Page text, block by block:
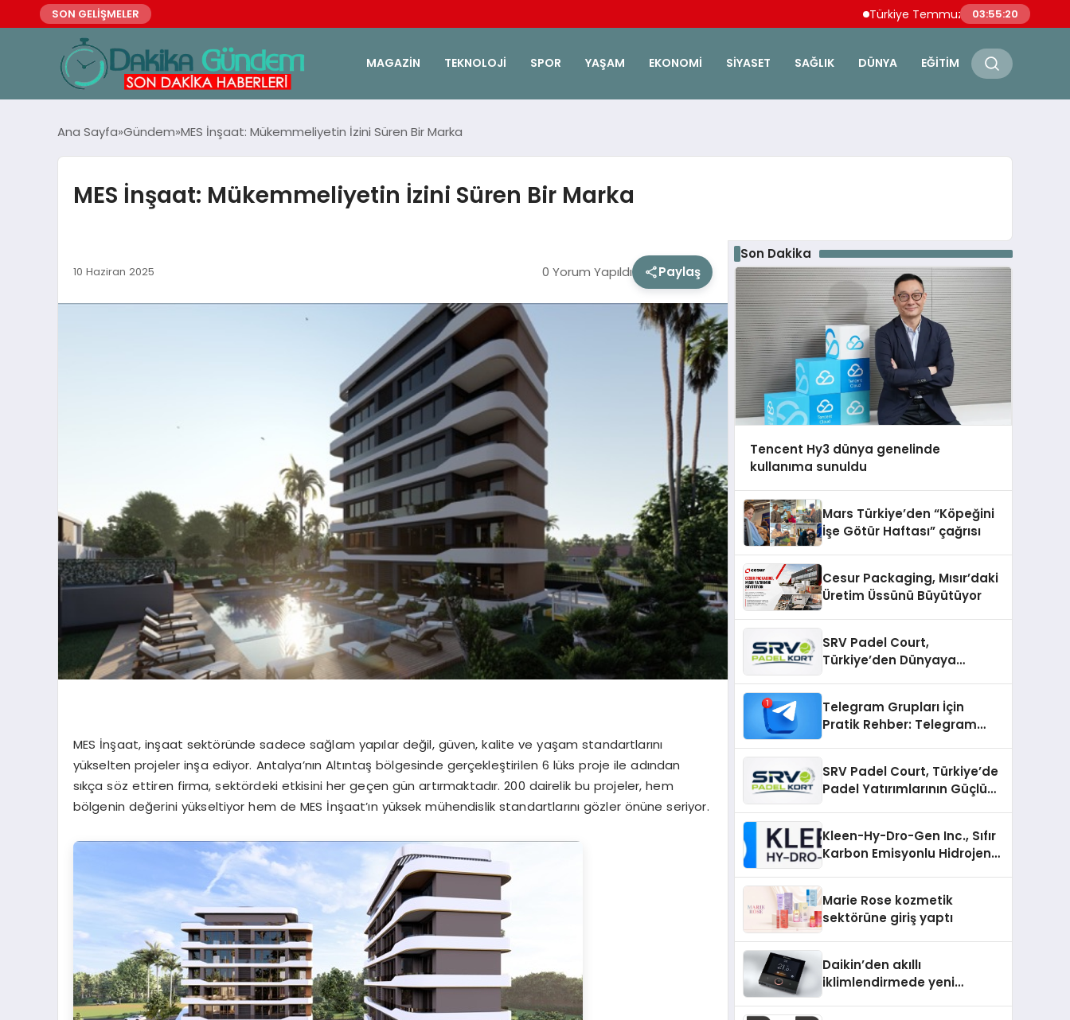
SON GELİŞMELER Türkiye Temmuz Ayı İhracatında Tüm
03:55:22
MAGAZIN TEKNOLOJI SPOR YAŞAM EKONOMI SIYASET SAĞLIK DÜNYA EĞITIM
Ana Sayfa Gündem MES İnşaat: Mükemmeliyetin İzini Süren Bir Marka
MES İnşaat: Mükemmeliyetin İzini Süren Bir Marka
10 Haziran 2025 0 Yorum Yapıldı Paylaş
MES İnşaat, inşaat sektöründe sadece sağlam yapılar değil, güven, kalite ve yaşam standartlarını
yükselten projeler inşa ediyor. Antalya’nın Altıntaş bölgesinde gerçekleştirilen 6 lüks proje ile adından
sıkça söz ettiren firma, sektördeki etkisini her geçen gün artırmaktadır. 200 dairelik bu projeler, hem
bölgenin değerini yükseltiyor hem de MES İnşaat’ın yüksek mühendislik standartlarını gözler önüne seriyor.
Son Dakika
Tencent Hy3 dünya genelinde
kullanıma sunuldu
Mars Türkiye’den “Köpeğini
İşe Götür Haftası” çağrısı
Cesur Packaging, Mısır’daki
Üretim Üssünü Büyütüyor
SRV Padel Court,
Türkiye’den Dünyaya
Telegram Grupları İçin
Pratik Rehber: Telegram
SRV Padel Court, Türkiye’de
Padel Yatırımlarının Güçlü
Kleen-Hy-Dro-Gen Inc., Sıfır
Karbon Emisyonlu Hidrojen
Aldı
Marie Rose kozmetik
sektörüne giriş yaptı
Daikin’den akıllı
iklimlendirmede yeni